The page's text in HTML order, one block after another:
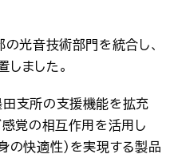
English
の光音技術部門を統合し、
ました。
田支所の支援機能を拡充
感覚の相互作用を活用し
の快適性）を実現する製品